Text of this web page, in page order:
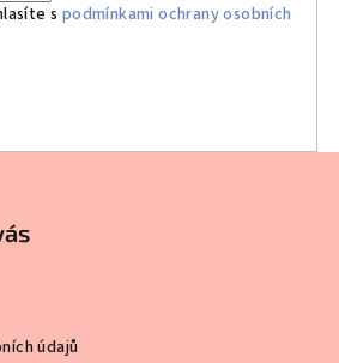
s podmínkami ochrany osobních
údajů